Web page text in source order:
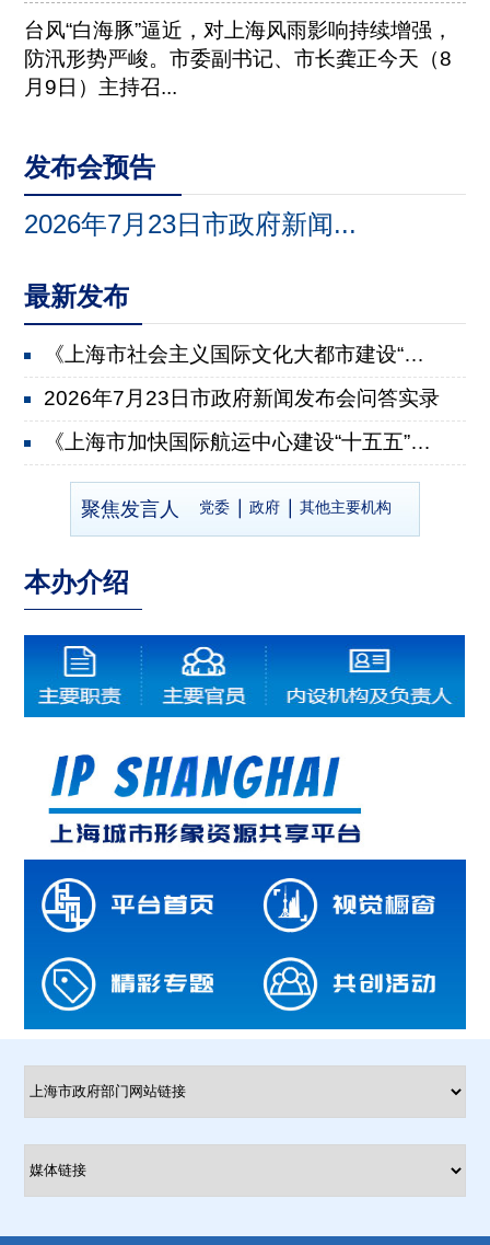
台风“白海豚”逼近，对上海风雨影响持续增强，
防汛形势严峻。市委副书记、市长龚正今天（8
月9日）主持召...
发布会预告
2026年7月23日市政府新闻...
最新发布
《上海市社会主义国际文化大都市建设“十五五”规划》...
2026年7月23日市政府新闻发布会问答实录
《上海市加快国际航运中心建设“十五五”规划》有关情...
2026年7月22日市政府新闻发布会问答实录
2026年7月8日市政府新闻发布会问答实录
聚焦发言人 党委 政府 其他主要机构
本办介绍